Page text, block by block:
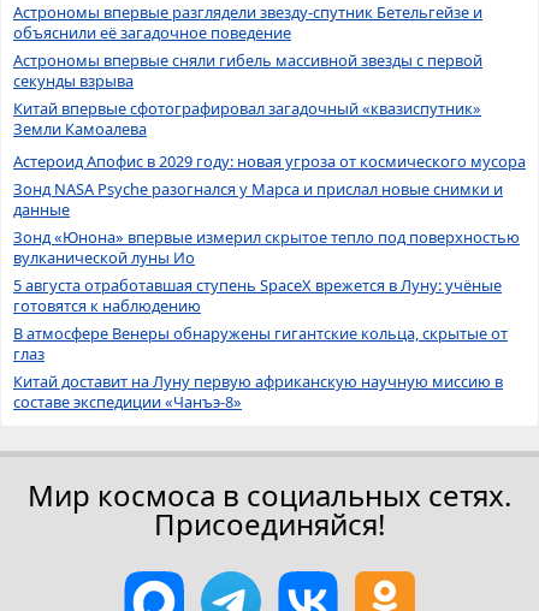
Астрономы впервые разглядели звезду-спутник Бетельгейзе и
объяснили её загадочное поведение
Астрономы впервые сняли гибель массивной звезды с первой
секунды взрыва
Китай впервые сфотографировал загадочный «квазиспутник»
Земли Камоалева
Астероид Апофис в 2029 году: новая угроза от космического мусора
Зонд NASA Psyche разогнался у Марса и прислал новые снимки и
данные
Зонд «Юнона» впервые измерил скрытое тепло под поверхностью
вулканической луны Ио
5 августа отработавшая ступень SpaceX врежется в Луну: учёные
готовятся к наблюдению
В атмосфере Венеры обнаружены гигантские кольца, скрытые от
глаз
Китай доставит на Луну первую африканскую научную миссию в
составе экспедиции «Чанъэ-8»
Мир космоса в социальных сетях.
Присоединяйся!